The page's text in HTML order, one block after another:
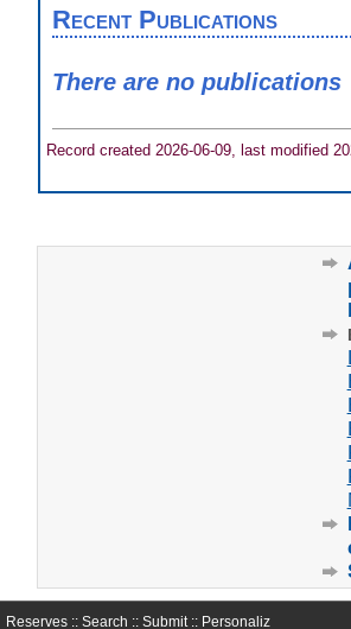
Recent Publications
There are no publications
Record created 2026-06-09, last modified
Reserves :: Search :: Submit:: Personaliz